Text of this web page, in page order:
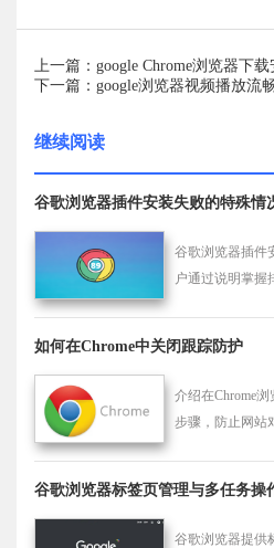
下一篇：google浏览器视频播放流
继续阅读
谷歌浏览器插件安装失败的特殊情
谷歌浏览器插件
户通过说明掌握
如何在Chrome中关闭跟踪防护
介绍在Chrome
步骤，防止网站
谷歌浏览器标签页管理与多任务操
谷歌浏览器提供